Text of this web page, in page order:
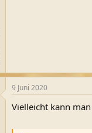
9 Juni 2020
Vielleicht kann